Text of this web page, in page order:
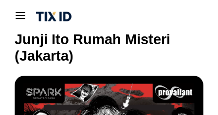
Junji Ito Rumah Misteri
(Jakarta)